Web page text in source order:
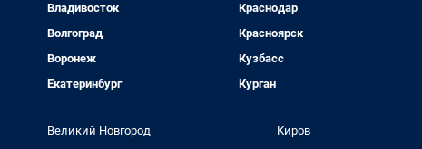
Владивосток
Волгоград
Воронеж
Екатеринбург
Краснодар
Красноярск
Кузбасс
Курган
Великий Новгород Киров